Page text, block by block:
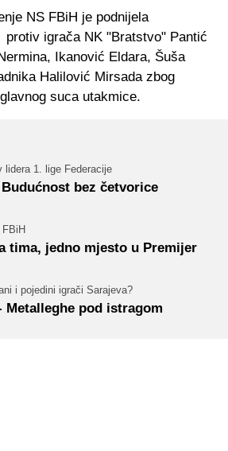
NS FBiH je podnijela
igrača NK "Bratstvo" Pantić
Ikanović Eldara, Šuša
Halilović Mirsada zbog
suca utakmice.
lidera 1. lige Federacije
bez četvorice
tima, jedno mjesto u Premijer
i pojedini igrači Sarajeva?
Metalleghe pod istragom